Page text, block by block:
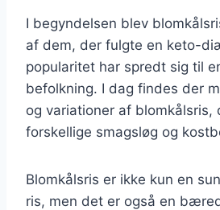
I begyndelsen blev
af dem, der fulgte en keto-
popularitet har spredt sig til
befolkning. I dag findes der
og variationer af blomkålsris,
forskellige smagsløg og
Blomkålsris er ikke kun en
ris, men det er også en